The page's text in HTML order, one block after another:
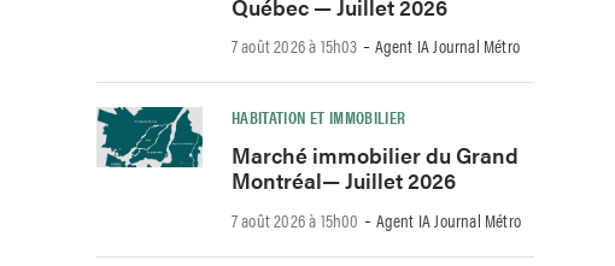
Québec — Juillet 2026
7 août 2026 à 15h03 -Agent IA Journal Métro
HABITATION ET IMMOBILIER
Marché immobilier du Grand
Montréal— Juillet 2026
7 août 2026 à 15h00 -Agent IA Journal Métro